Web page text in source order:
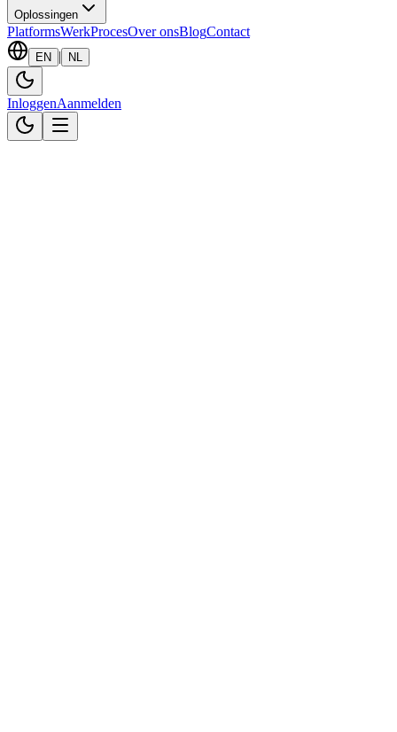
Oplossingen
PlatformsWerkProcesOver onsBlogContact
EN | NL
InloggenAanmelden